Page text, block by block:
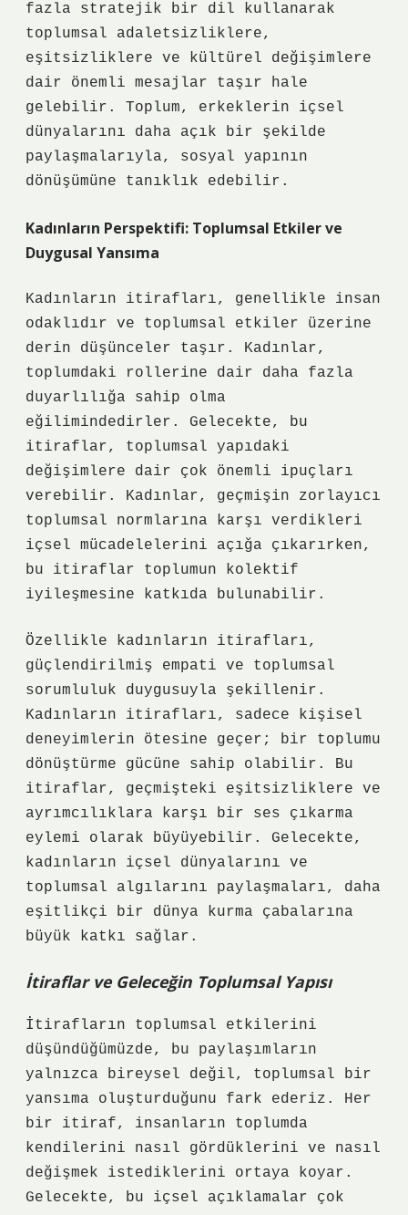
fazla stratejik bir dil kullanarak
toplumsal adaletsizliklere,
eşitsizliklere ve kültürel değişimlere
dair önemli mesajlar taşır hale
gelebilir. Toplum, erkeklerin içsel
dünyalarını daha açık bir şekilde
paylaşmalarıyla, sosyal yapının
dönüşümüne tanıklık edebilir.
Kadınların Perspektifi: Toplumsal Etkiler ve
Duygusal Yansıma
Kadınların itirafları, genellikle insan
odaklıdır ve toplumsal etkiler üzerine
derin düşünceler taşır. Kadınlar,
toplumdaki rollerine dair daha fazla
duyarlılığa sahip olma
eğilimindedirler. Gelecekte, bu
itiraflar, toplumsal yapıdaki
değişimlere dair çok önemli ipuçları
verebilir. Kadınlar, geçmişin zorlayıcı
toplumsal normlarına karşı verdikleri
içsel mücadelelerini açığa çıkarırken,
bu itiraflar toplumun kolektif
iyileşmesine katkıda bulunabilir.
Özellikle kadınların itirafları,
güçlendirilmiş empati ve toplumsal
sorumluluk duygusuyla şekillenir.
Kadınların itirafları, sadece kişisel
deneyimlerin ötesine geçer; bir toplumu
dönüştürme gücüne sahip olabilir. Bu
itiraflar, geçmişteki eşitsizliklere ve
ayrımcılıklara karşı bir ses çıkarma
eylemi olarak büyüyebilir. Gelecekte,
kadınların içsel dünyalarını ve
toplumsal algılarını paylaşmaları, daha
eşitlikçi bir dünya kurma çabalarına
büyük katkı sağlar.
İtiraflar ve Geleceğin Toplumsal Yapısı
İtirafların toplumsal etkilerini
düşündüğümüzde, bu paylaşımların
yalnızca bireysel değil, toplumsal bir
yansıma oluşturduğunu fark ederiz. Her
bir itiraf, insanların toplumda
kendilerini nasıl gördüklerini ve nasıl
değişmek istediklerini ortaya koyar.
Gelecekte, bu içsel açıklamalar çok